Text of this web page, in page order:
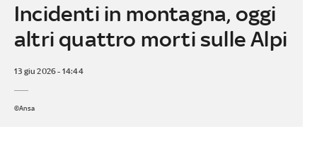
Incidenti in montagna, oggi
altri quattro morti sulle Alpi
13 giu 2026 - 14:44
©Ansa